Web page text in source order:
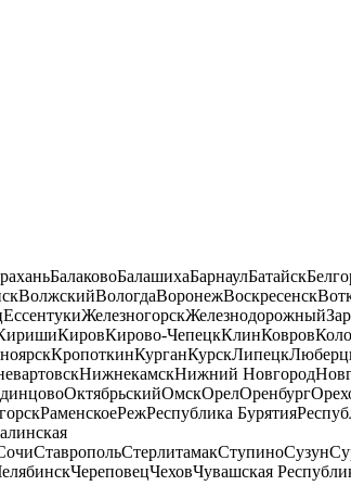
БалаковоБалашихаБарнаулБатайск
ВолжскийВологдаВоронежВоскресенск
ЕссентукиЖелезногорскЖелезнодорожный
КировКирово-ЧепецкКлинКовров
КропоткинКурганКурскЛипецк
НижнекамскНижний Новгород
ОктябрьскийОмскОрелОренбург
РаменскоеРежРеспублика Бурятия
СтавропольСтерлитамакСтупиноСузун
ЧереповецЧеховЧувашская